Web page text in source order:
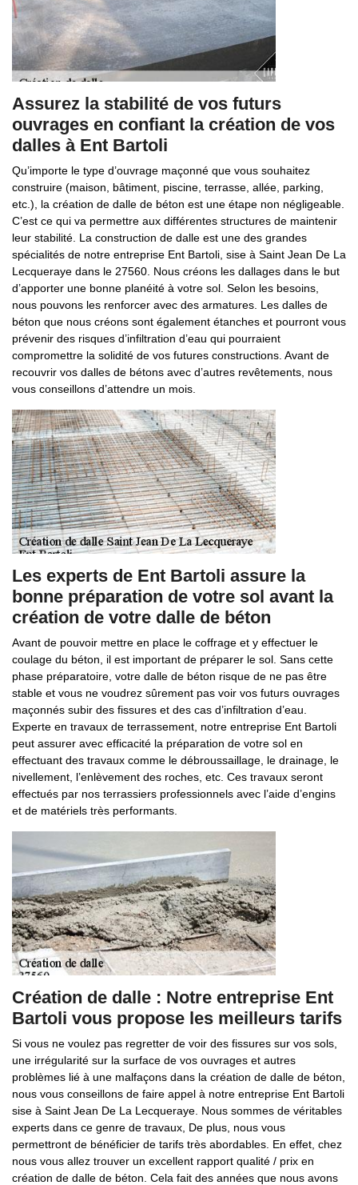
Assurez la stabilité de vos futurs
ouvrages en confiant la création de vos
dalles à Ent Bartoli
Qu’importe le type d’ouvrage maçonné que vous souhaitez
construire (maison, bâtiment, piscine, terrasse, allée, parking,
etc.), la création de dalle de béton est une étape non négligeable.
C’est ce qui va permettre aux différentes structures de maintenir
leur stabilité. La construction de dalle est une des grandes
spécialités de notre entreprise Ent Bartoli, sise à Saint Jean De La
Lecqueraye dans le 27560. Nous créons les dallages dans le but
d’apporter une bonne planéité à votre sol. Selon les besoins,
nous pouvons les renforcer avec des armatures. Les dalles de
béton que nous créons sont également étanches et pourront vous
prévenir des risques d’infiltration d’eau qui pourraient
compromettre la solidité de vos futures constructions. Avant de
recouvrir vos dalles de bétons avec d’autres revêtements, nous
vous conseillons d’attendre un mois.
Les experts de Ent Bartoli assure la
bonne préparation de votre sol avant la
création de votre dalle de béton
Avant de pouvoir mettre en place le coffrage et y effectuer le
coulage du béton, il est important de préparer le sol. Sans cette
phase préparatoire, votre dalle de béton risque de ne pas être
stable et vous ne voudrez sûrement pas voir vos futurs ouvrages
maçonnés subir des fissures et des cas d’infiltration d’eau.
Experte en travaux de terrassement, notre entreprise Ent Bartoli
peut assurer avec efficacité la préparation de votre sol en
effectuant des travaux comme le débroussaillage, le drainage, le
nivellement, l’enlèvement des roches, etc. Ces travaux seront
effectués par nos terrassiers professionnels avec l’aide d’engins
et de matériels très performants.
Création de dalle : Notre entreprise Ent
Bartoli vous propose les meilleurs tarifs
Si vous ne voulez pas regretter de voir des fissures sur vos sols,
une irrégularité sur la surface de vos ouvrages et autres
problèmes lié à une malfaçons dans la création de dalle de béton,
nous vous conseillons de faire appel à notre entreprise Ent Bartoli
sise à Saint Jean De La Lecqueraye. Nous sommes de véritables
experts dans ce genre de travaux, De plus, nous vous
permettront de bénéficier de tarifs très abordables. En effet, chez
nous vous allez trouver un excellent rapport qualité / prix en
création de dalle de béton. Cela fait des années que nous avons